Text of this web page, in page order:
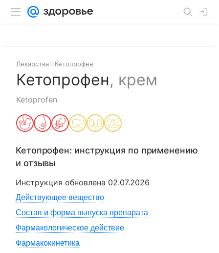
Лекарства Кетопрофен
Кетопрофен, крем
Ketoprofen
Кетопрофен: инструкция по применению
и отзывы
Инструкция обновлена 02.07.2026
Действующее вещество
Состав и форма выпуска препарата
Фармакологическое действие
Фармакокинетика